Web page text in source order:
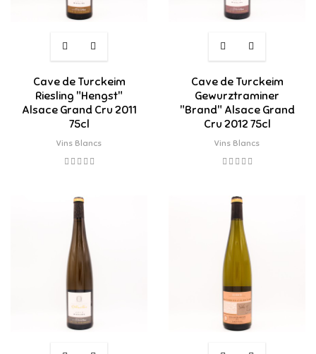
Cave de Turckeim
Riesling "Hengst"
Alsace Grand Cru 2011
75cl
Vins Blancs
Cave de Turckeim
Gewurztraminer
"Brand" Alsace Grand
Cru 2012 75cl
Vins Blancs